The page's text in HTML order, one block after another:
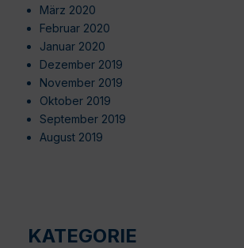
März 2020
Februar 2020
Januar 2020
Dezember 2019
November 2019
Oktober 2019
September 2019
August 2019
KATEGORIE